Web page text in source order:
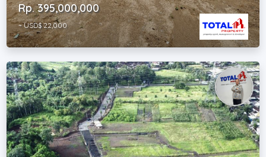
Rp. 395,000,000
~ USD$ 22,000